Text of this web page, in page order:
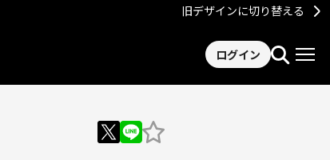
旧デザインに切り替える
ログイン